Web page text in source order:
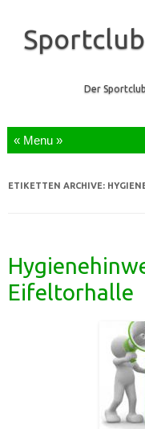
Der
ETIKETTEN ARCHIVE:
Eifeltorhalle